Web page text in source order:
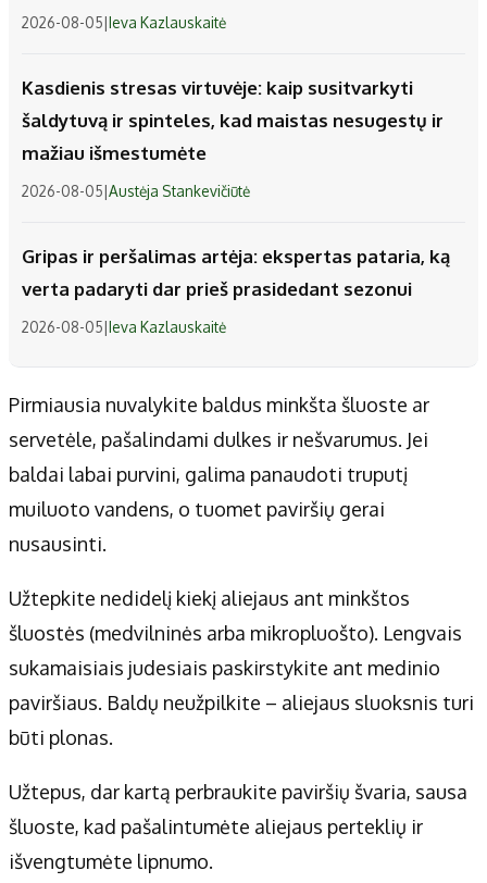
2026-08-05|Ieva Kazlauskaitė
Kasdienis stresas virtuvėje: kaip susitvarkyti
šaldytuvą ir spinteles, kad maistas nesugestų ir
mažiau išmestumėte
2026-08-05|Austėja Stankevičiūtė
Gripas ir peršalimas artėja: ekspertas pataria, ką
verta padaryti dar prieš prasidedant sezonui
2026-08-05|Ieva Kazlauskaitė
Pirmiausia nuvalykite baldus minkšta šluoste ar
servetėle, pašalindami dulkes ir nešvarumus. Jei
baldai labai purvini, galima panaudoti truputį
muiluoto vandens, o tuomet paviršių gerai
nusausinti.
Užtepkite nedidelį kiekį aliejaus ant minkštos
šluostės (medvilninės arba mikropluošto). Lengvais
sukamaisiais judesiais paskirstykite ant medinio
paviršiaus. Baldų neužpilkite – aliejaus sluoksnis turi
būti plonas.
Užtepus, dar kartą perbraukite paviršių švaria, sausa
šluoste, kad pašalintumėte aliejaus perteklių ir
išvengtumėte lipnumo.